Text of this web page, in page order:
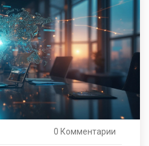
0 Комментарии